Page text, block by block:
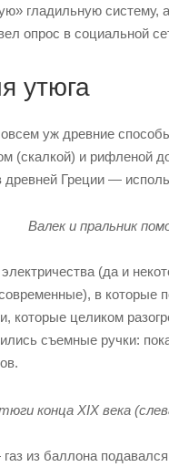
гладильную
опрос в социальной
утюга
уж древние
(скалкой) и рифленой
Греции —
Валек и пральник
(да и
в которые
которые целиком
съемные ручки:
конца XIX века
из баллона